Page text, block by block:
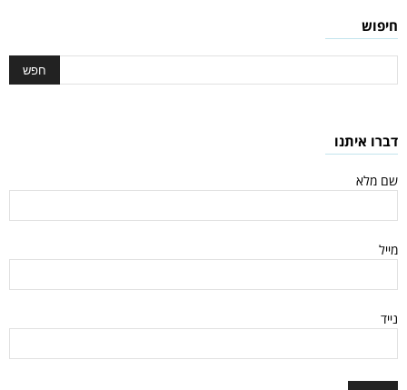
חיפוש
דברו איתנו
שם מלא
מייל
נייד